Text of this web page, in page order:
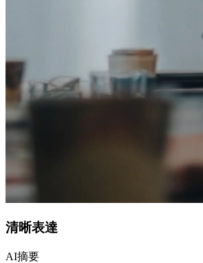
清晰表達
AI摘要